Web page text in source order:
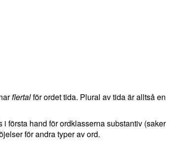
flertalför ordet tida. Plural av tida är alltså en
första hand för ordklasserna substantiv (saker
för andra typer av ord.